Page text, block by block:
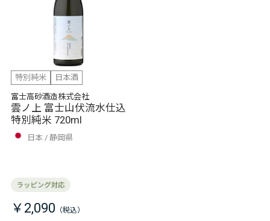
特別純米
日本酒
富士高砂酒造株式会社
雲ノ上 富士山伏流水仕込
特別純米 720ml
日本 静岡県
￥2,090